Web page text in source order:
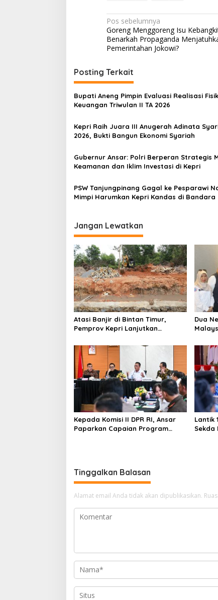
N
a
v
i
g
a
s
i
p
s
Pos sebelumnya
Goreng Menggoreng Isu
Benarkah Propaganda
Pemerintahan Jokowi?
Posting Terkait
Bupati Aneng Pimpin Evaluasi Realisasi
Keuangan Triwulan II TA 2026
Kepri Raih Juara III Anugerah Adinata
2026, Bukti Bangun Ekonomi Syariah
Gubernur Ansar: Polri Berperan Strategis
Keamanan dan Iklim Investasi di Kepri
PSW Tanjungpinang Gagal ke Pesparawi
Mimpi Harumkan Kepri Kandas di Bandara
Jangan Lewatkan
Atasi Banjir di Bintan Timur,
Pemprov Kepri Lanjutkan
Kampung Purwodadi
Dua
Air
Kepada Komisi II DPR RI, Ansar
Paparkan Capaian Program
Lantik
Sekda
Tinggalkan Balasan
Alamat email Anda tidak akan dipublikasikan.